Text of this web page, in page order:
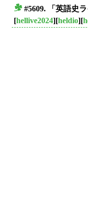
#5609. 「英語史
[hellive2024][heldio][